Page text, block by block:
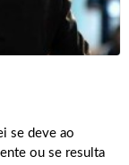
se deve ao
ou se resulta